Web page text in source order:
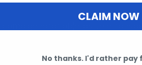
generar objetos,
CLAIM NOW
No thanks. I'd rather pay